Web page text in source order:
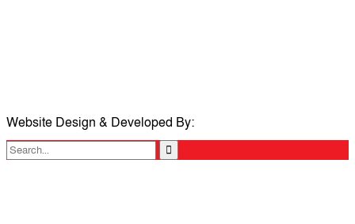
Website Design & Developed By: